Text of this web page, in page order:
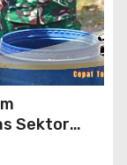
Sektor